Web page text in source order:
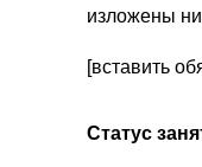
изложены
[вставить
Статус